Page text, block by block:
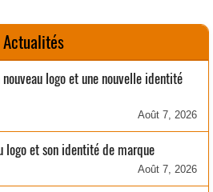
Actualités
logo et une nouvelle identité
Août 7, 2026
logo et son identité de marque
Août 7, 2026